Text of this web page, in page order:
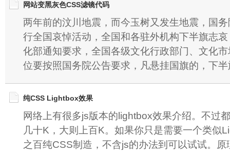
网站变黑灰色CSS滤镜代码
两年前的汶川地震，而今玉树又发生地震，国
行全国哀悼活动，全国和各驻外机构下半旗志
化部通知要求，全国各级文化行政部门、文化
位要按照国务院公告要求，凡悬挂国旗的，下
纯CSS Lightbox效果
网络上有很多js版本的lightbox效果介绍。不过
几十K，大则上百K。如果你只是需要一个类似
之百纯CSS制造，不含js的办法到可以试试。